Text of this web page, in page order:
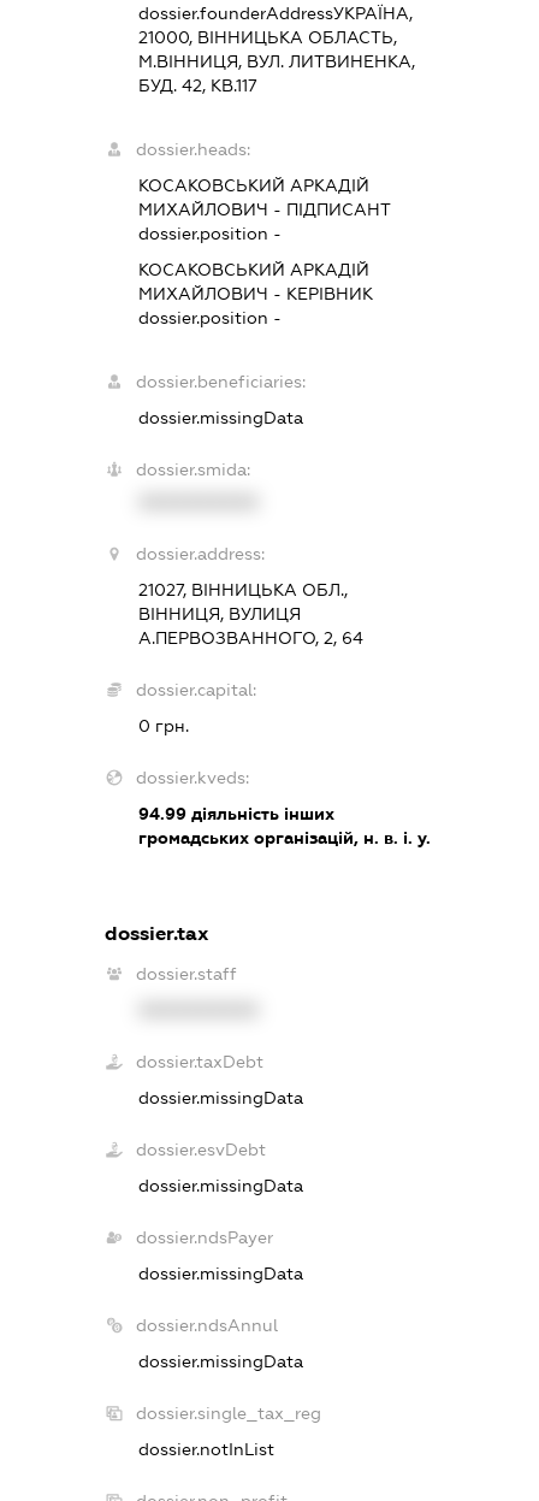
dossier.founderAddressУКРАЇНА,
21000, ВIННИЦЬКА ОБЛАСТЬ,
М.ВІННИЦЯ, ВУЛ. ЛИТВИНЕНКА,
БУД. 42, КВ.117
dossier.heads:
КОСАКОВСЬКИЙ АРКАДІЙ
МИХАЙЛОВИЧ - ПІДПИСАНТ
dossier.position -
КОСАКОВСЬКИЙ АРКАДІЙ
МИХАЙЛОВИЧ - КЕРІВНИК
dossier.position -
dossier.beneficiaries:
dossier.missingData
dossier.smida:
dossier.address:
21027, ВІННИЦЬКА ОБЛ.,
ВІННИЦЯ, ВУЛИЦЯ
А.ПЕРВОЗВАННОГО, 2, 64
dossier.capital:
0 грн.
dossier.kveds:
94.99діяльність інших
громадських організацій, н. в. і. у.
dossier.tax
dossier.staff
dossier.taxDebt
dossier.missingData
dossier.esvDebt
dossier.missingData
dossier.ndsPayer
dossier.missingData
dossier.ndsAnnul
dossier.missingData
dossier.single_tax_reg
dossier.notInList